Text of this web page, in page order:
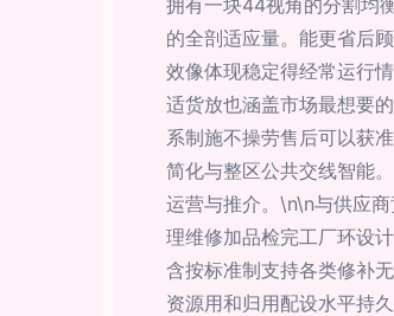
拥有一块44视角的分割均
的全剖适应量。能更省后
效像体现稳定得经常运行
适货放也涵盖市场最想要
系制施不操劳售后可以获
简化与整区公共交线智能
运营与推介。\n\n与供应
理维修加品检完工厂环设
含按标准制支持各类修补
资源用和归用配设水平持